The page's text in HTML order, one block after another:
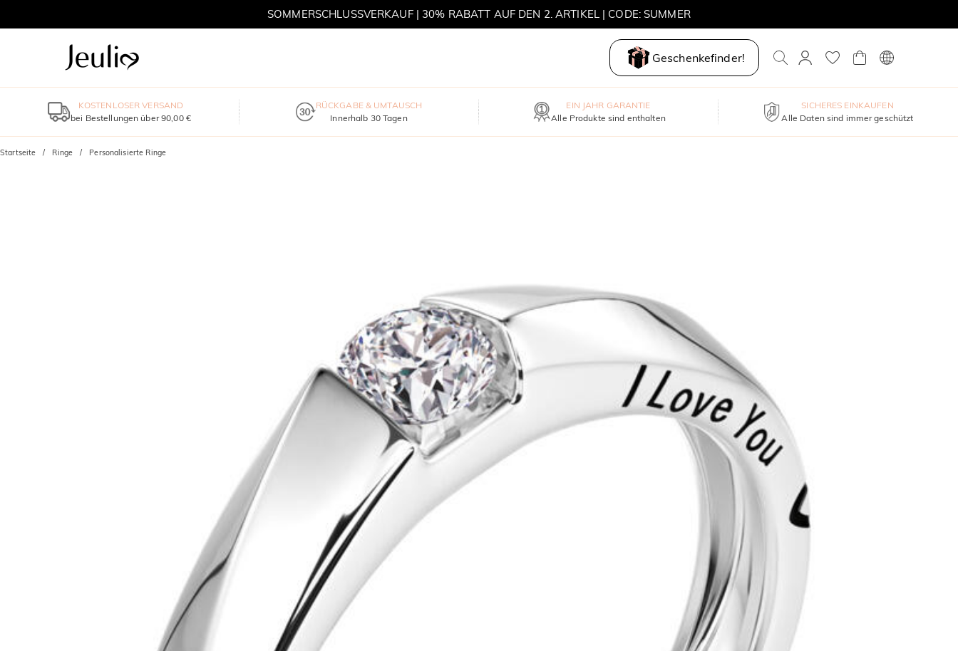
SOMMERSCHLUSSVERKAUF | 30% RABATT AUF DEN 2. ARTIKEL | CODE: SUMMER
Geschenkefinder!
KOSTENLOSER VERSAND
bei Bestellungen über 90,00 €
RÜCKGABE & UMTAUSCH
Innerhalb 30 Tagen
EIN JAHR GARANTIE
Alle Produkte sind enthalten
SICHERES EINKAUFEN
Alle Daten sind immer geschützt
Startseite Ringe Personalisierte Ringe